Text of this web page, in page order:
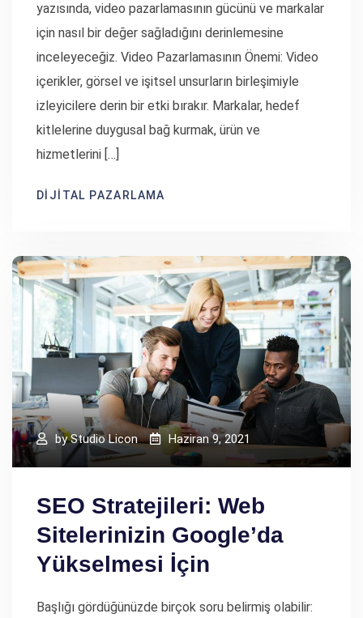
yazısında, video pazarlamasının gücünü ve markalar
için nasıl bir değer sağladığını derinlemesine
inceleyeceğiz. Video Pazarlamasının Önemi: Video
içerikler, görsel ve işitsel unsurların birleşimiyle
izleyicilere derin bir etki bırakır. Markalar, hedef
kitlelerine duygusal bağ kurmak, ürün ve
hizmetlerini […]
DIJITAL PAZARLAMA
byStudio Licon Haziran 9, 2021
SEO Stratejileri: Web
Sitelerinizin Google’da
Yükselmesi İçin
Başlığı gördüğünüzde birçok soru belirmiş olabilir: